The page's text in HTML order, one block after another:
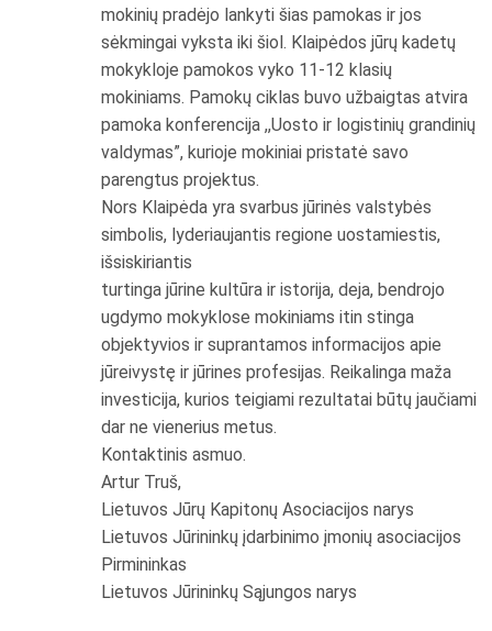
mokinių pradėjo lankyti šias pamokas ir jos
sėkmingai vyksta iki šiol. Klaipėdos jūrų kadetų
mokykloje pamokos vyko 11-12 klasių
mokiniams. Pamokų ciklas buvo užbaigtas atvira
pamoka konferencija ,,Uosto ir logistinių grandinių
valdymas”, kurioje mokiniai pristatė savo
parengtus projektus.
Nors Klaipėda yra svarbus jūrinės valstybės
simbolis, lyderiaujantis regione uostamiestis,
išsiskiriantis
turtinga jūrine kultūra ir istorija, deja, bendrojo
ugdymo mokyklose mokiniams itin stinga
objektyvios ir suprantamos informacijos apie
jūreivystę ir jūrines profesijas. Reikalinga maža
investicija, kurios teigiami rezultatai būtų jaučiami
dar ne vienerius metus.
Kontaktinis asmuo.
Artur Truš,
Lietuvos Jūrų Kapitonų Asociacijos narys
Lietuvos Jūrininkų įdarbinimo įmonių asociacijos
Pirmininkas
Lietuvos Jūrininkų Sąjungos narys